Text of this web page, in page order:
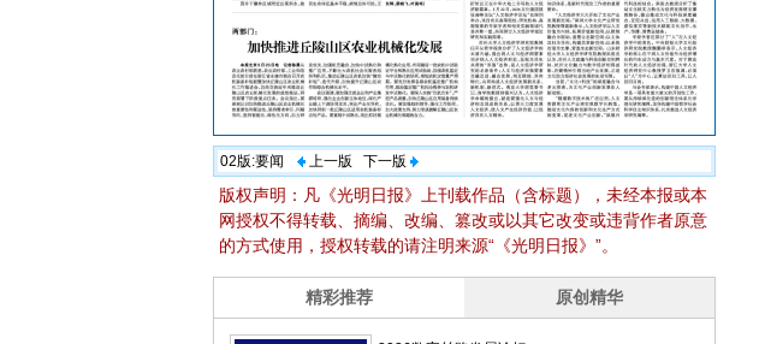
02版:要闻 上一版 下一版
版权声明：凡《光明日报》上刊载作品（含标题），未经本报或本
网授权不得转载、摘编、改编、篡改或以其它改变或违背作者原意
的方式使用，授权转载的请注明来源“《光明日报》”。